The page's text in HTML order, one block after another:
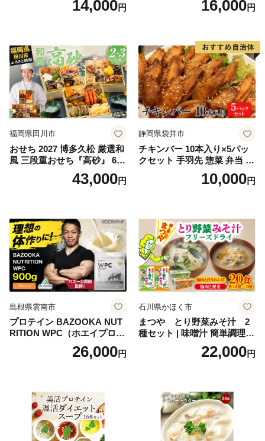
フレーク 鮭フレーク14,000円 16,000円
福岡県田川市
おせち 2027 博多久松 厳選和
風 三段重おせち『高砂』 6.5
寸 3段重 2～3人前 おせち料
理 重箱 お正月 冷凍おせち 縁
ち 本格おせち おせち予約 年
末 年始 お取り寄せ 新春 贅沢
おせち こだわりおせち 惣菜
老舗おせち ふるさと納税お
せち 御節 お節料理 正月 調理
不要 おせち料理2027
43,000円
静岡県袋井市
チキンバー 10本入り×5パッ
クセット 手羽先 惣菜 弁当 お
かず お酒 おつまみ ギフト キ
ャンプ アウトドア キャンプ
10,000円
島根県雲南市
プロテイン BAZOOKA NUT
RITION WPC（ホエイプロテ
イン）＜プレーン＞ 900g｜
バズーカ岡田監修・植物由来
ロン [AIEN005]
26,000円
石川県かほく市
まつや とり野菜みそ汁 2
種セット | 味噌汁 簡単調理
お味噌 おみそ みそ とり野菜
時短料理 時短ごはん ご当地
22,000円